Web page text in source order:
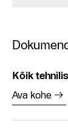
Kõik
Ava kohe